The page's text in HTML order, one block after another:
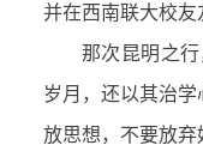
并在西南联大校友
那次昆明之
岁月，还以其治
放思想，不要放弃